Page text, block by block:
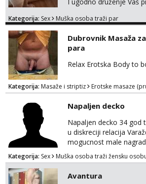
plaži na noćno kupanje
Kategorija: Sex Muška osoba traži par
Dubrovnik Masaža
para
Relax Erotska Body to
Kategorija: Masaže i striptiz Erotske masaze
Napaljen decko
Napaljen decko 34 god
u diskreciji relacija
mogucnost male
pisite na broj 098819637
Kategorija: Sex Muška osoba traži žensku
Avantura